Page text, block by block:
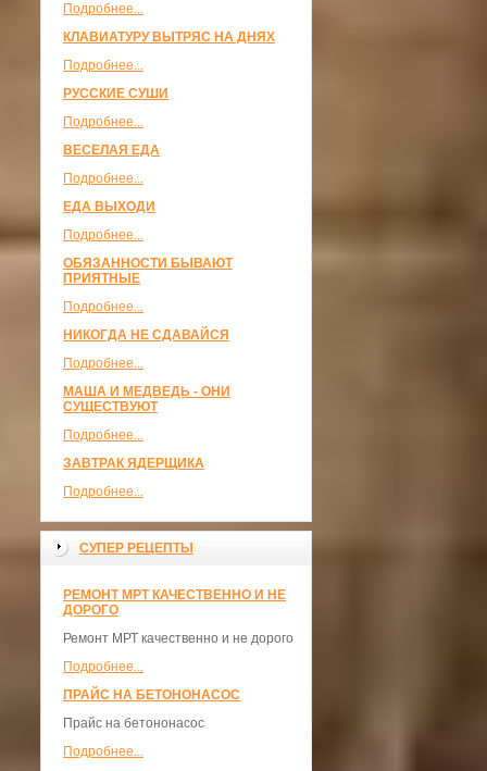
Подробнее...
КЛАВИАТУРУ ВЫТРЯС НА ДНЯХ
Подробнее...
РУССКИЕ СУШИ
Подробнее...
ВЕСЕЛАЯ ЕДА
Подробнее...
ЕДА ВЫХОДИ
Подробнее...
ОБЯЗАННОСТИ БЫВАЮТ
ПРИЯТНЫЕ
Подробнее...
НИКОГДА НЕ СДАВАЙСЯ
Подробнее...
МАША И МЕДВЕДЬ - ОНИ
СУЩЕСТВУЮТ
Подробнее...
ЗАВТРАК ЯДЕРЩИКА
Подробнее...
СУПЕР РЕЦЕПТЫ
РЕМОНТ МРТ КАЧЕСТВЕННО И НЕ
ДОРОГО
Ремонт МРТ качественно и не дорого
Подробнее...
ПРАЙС НА БЕТОНОНАСОС
Прайс на бетононасос
Подробнее...